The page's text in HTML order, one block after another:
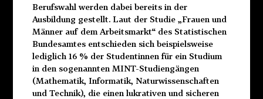
Berufswahl werden dabei bereits in der
Ausbildung gestellt. Laut der Studie „Frauen und
Männer auf dem Arbeitsmarkt“ des Statistischen
Bundesamtes entschieden sich beispielsweise
lediglich 16 % der Studentinnen für ein Studium
in den sogenannten MINT-Studiengängen
(Mathematik, Informatik, Naturwissenschaften
und Technik), die einen lukrativen und sicheren